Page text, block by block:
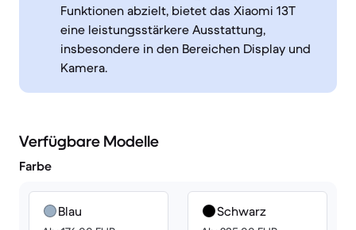
Funktionen abzielt, bietet das Xiaomi 13T
eine leistungsstärkere Ausstattung,
insbesondere in den Bereichen Display und
Kamera.
Verfügbare Modelle
Farbe
Blau Schwarz